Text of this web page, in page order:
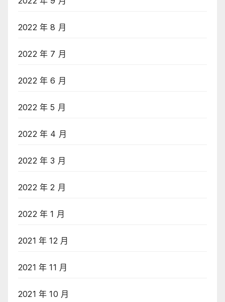
2022 年 8 月
2022 年 7 月
2022 年 6 月
2022 年 5 月
2022 年 4 月
2022 年 3 月
2022 年 2 月
2022 年 1 月
2021 年 12 月
2021 年 11 月
2021 年 10 月